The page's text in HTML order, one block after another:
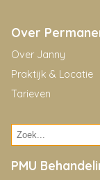
Over
Over Janny
Praktijk & Locatie
Tarieven
PMU